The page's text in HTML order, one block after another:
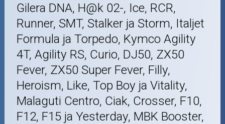
Gilera DNA, H@k 02-, Ice, RCR,
Runner, SMT, Stalker ja Storm, Italjet
Formula ja Torpedo, Kymco Agility
4T, Agility RS, Curio, DJ50, ZX50
Fever, ZX50 Super Fever, Filly,
Heroism, Like, Top Boy ja Vitality,
Malaguti Centro, Ciak, Crosser, F10,
F12, F15 ja Yesterday, MBK Booster,